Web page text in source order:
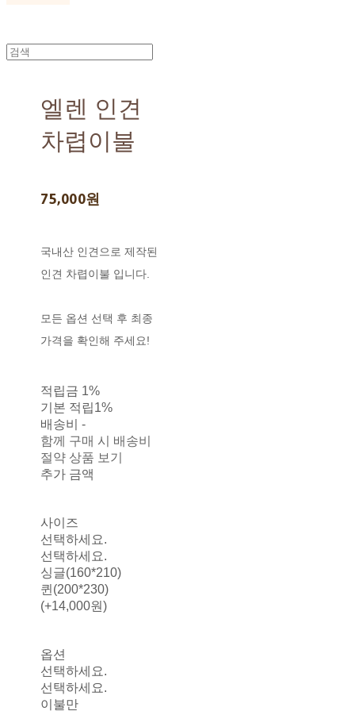
엘렌 인견
차렵이불
75,000원
국내산 인견으로 제작된
인견 차렵이불 입니다.
모든 옵션 선택 후 최종
가격을 확인해 주세요!
적립금 1%
기본 적립1%
배송비-
함께 구매 시 배송비
절약 상품 보기
추가 금액
사이즈
선택하세요.
선택하세요.
싱글(160*210)
퀸(200*230)
(+14,000원)
옵션
선택하세요.
선택하세요.
이불만